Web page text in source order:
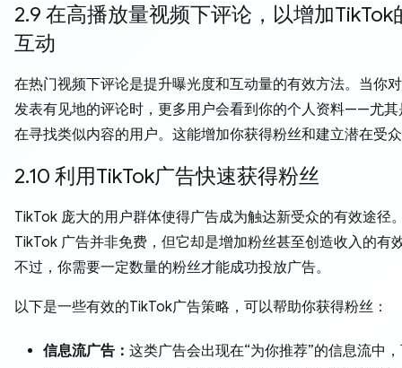
2.9 在高播放量视频下评论，以增加TikTok
互动
在热门视频下评论是提升曝光度和互动量的有效方法。当你
发表有见地的评论时，更多用户会看到你的个人资料——尤其
在寻找类似内容的用户。这能增加你获得粉丝和建立潜在受
2.10 利用TikTok广告快速获得粉丝
TikTok 庞大的用户群体使得广告成为触达新受众的有效途径
TikTok 广告并非免费，但它却是增加粉丝甚至创造收入的有
不过，你需要一定数量的粉丝才能成功投放广告。
以下是一些有效的TikTok广告策略，可以帮助你获得粉丝：
信息流广告： 这类广告会出现在“为你推荐”的信息流中